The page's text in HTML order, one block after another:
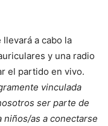
llevará a cabo la
y una radio
el partido en vivo.
vinculada
ser parte de
niños/as a conectarse